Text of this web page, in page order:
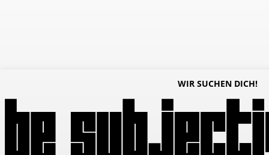
WIR SUCHEN DICH!